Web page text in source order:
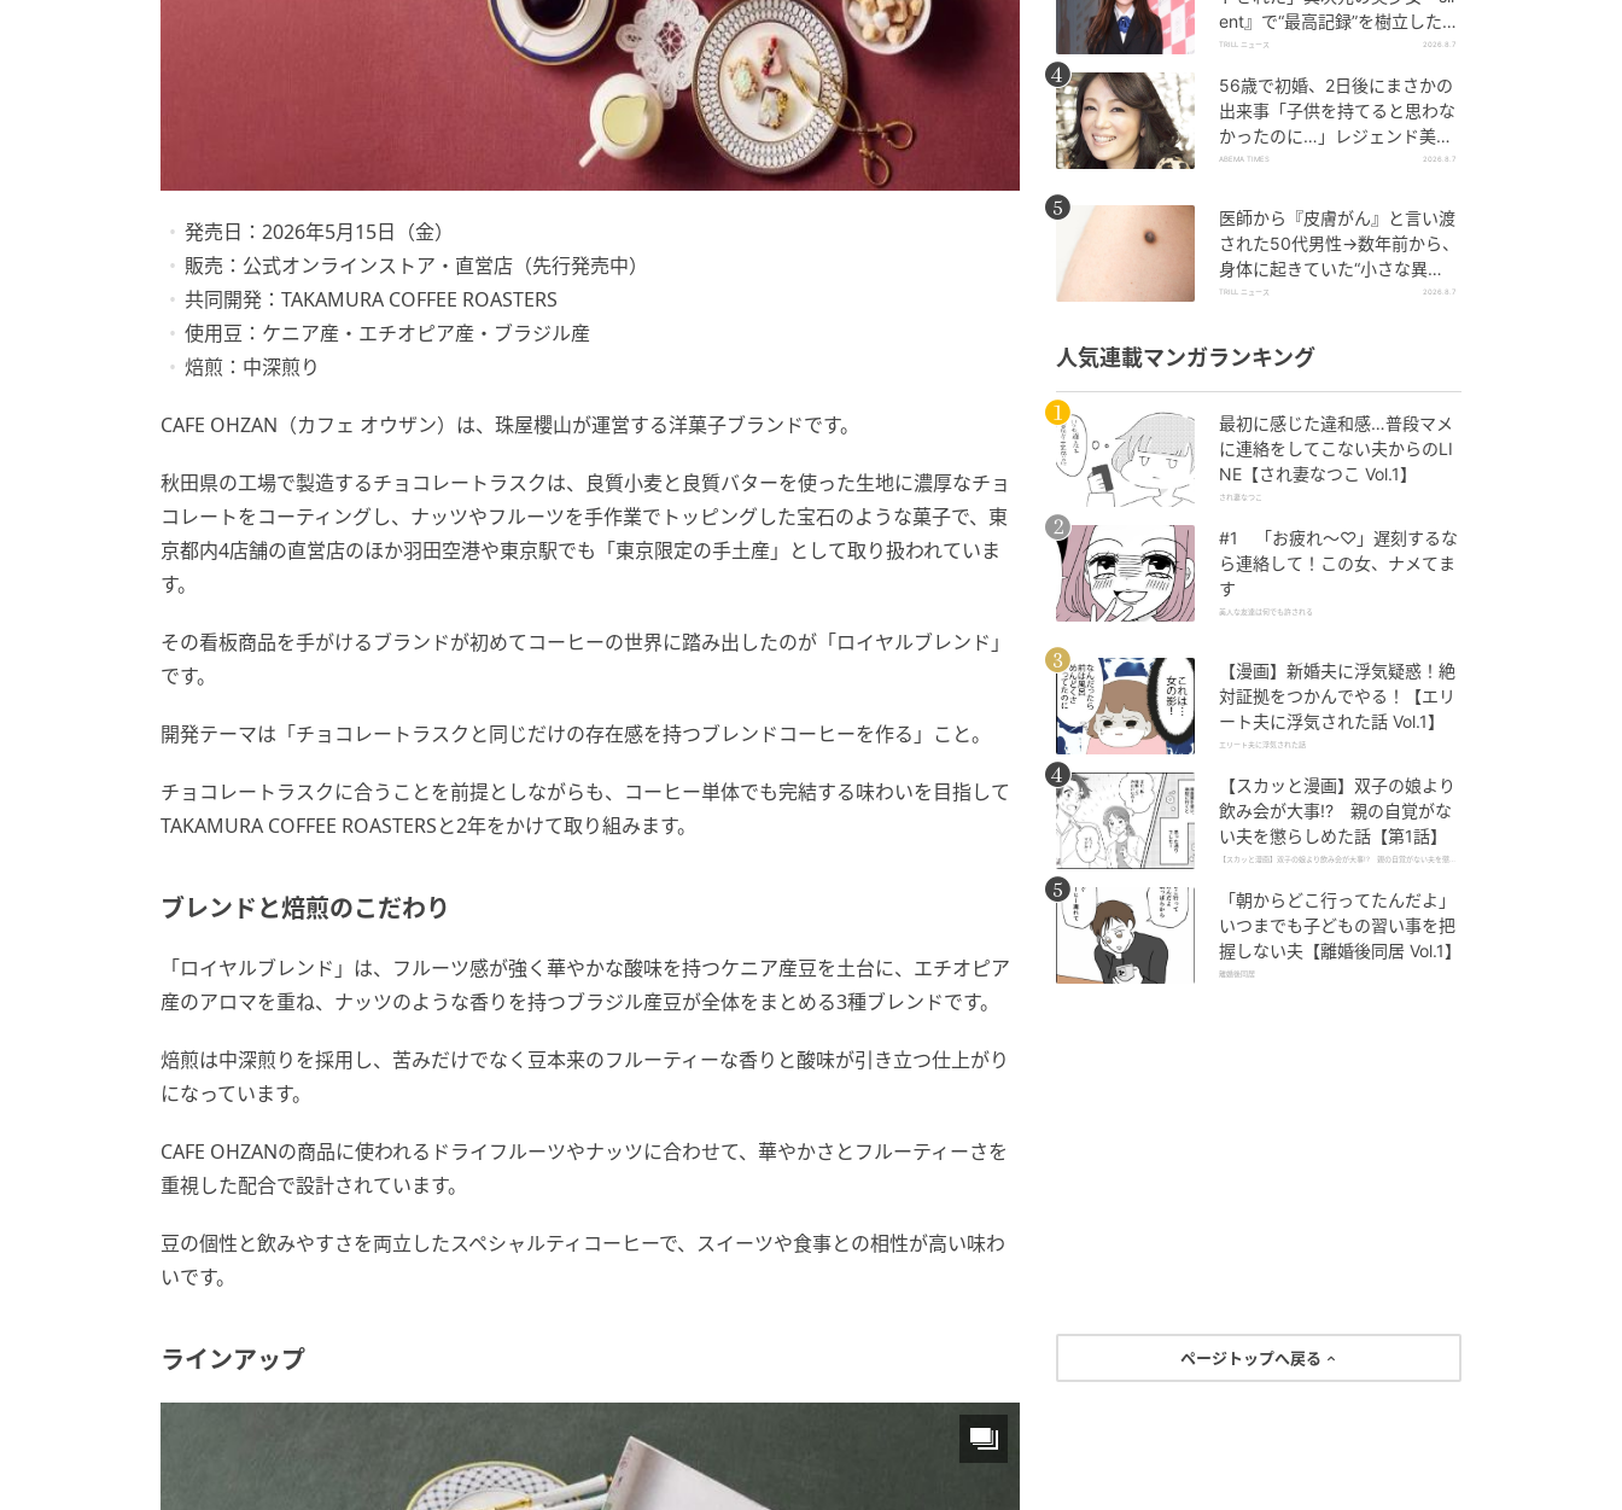
発売日：2026年5月15日（金）
販売：公式オンラインストア・直営店（先行発売中）
共同開発：TAKAMURA COFFEE ROASTERS
使用豆：ケニア産・エチオピア産・ブラジル産
焙煎：中深煎り
CAFE OHZAN（カフェ オウザン）は、珠屋櫻山が運営する洋菓子ブランドです。
秋田県の工場で製造するチョコレートラスクは、良質小麦と良質バターを使った生地に濃厚なチョ
コレートをコーティングし、ナッツやフルーツを手作業でトッピングした宝石のような菓子で、東
京都内4店舗の直営店のほか羽田空港や東京駅でも「東京限定の手土産」として取り扱われていま
す。
その看板商品を手がけるブランドが初めてコーヒーの世界に踏み出したのが「ロイヤルブレンド」
です。
開発テーマは「チョコレートラスクと同じだけの存在感を持つブレンドコーヒーを作る」こと。
チョコレートラスクに合うことを前提としながらも、コーヒー単体でも完結する味わいを目指して
TAKAMURA COFFEE ROASTERSと2年をかけて取り組みます。
ブレンドと焙煎のこだわり
「ロイヤルブレンド」は、フルーツ感が強く華やかな酸味を持つケニア産豆を土台に、エチオピア
産のアロマを重ね、ナッツのような香りを持つブラジル産豆が全体をまとめる3種ブレンドです。
焙煎は中深煎りを採用し、苦みだけでなく豆本来のフルーティーな香りと酸味が引き立つ仕上がり
になっています。
CAFE OHZANの商品に使われるドライフルーツやナッツに合わせて、華やかさとフルーティーさを
重視した配合で設計されています。
豆の個性と飲みやすさを両立したスペシャルティコーヒーで、スイーツや食事との相性が高い味わ
いです。
ラインアップ
ent』で“最高記録”を樹立した
「反則級」の【トップ女優】
TRILL ニュース 2026.8.7
56歳で初婚、2日後にまさかの
出来事「子供を持てると思わな
かったのに…」レジェンド美魔
女が当時の心境を告白
ABEMA TIMES 2026.8.7
医師から『皮膚がん』と言い渡
された50代男性→数年前から、
身体に起きていた“小さな異
変”に「あのとき受診していれ
TRILL ニュース 2026.8.7
人気連載マンガランキング
最初に感じた違和感…普段マメ
に連絡をしてこない夫からのLI
NE【され妻なつこ Vol.1】
され妻なつこ
#1 「お疲れ〜♡」遅刻するな
ら連絡して！この女、ナメてま
す
美人な友達は何でも許される
【漫画】新婚夫に浮気疑惑！絶
対証拠をつかんでやる！【エリ
ート夫に浮気された話 Vol.1】
エリート夫に浮気された話
【スカッと漫画】双子の娘より
飲み会が大事!? 親の自覚がな
い夫を懲らしめた話【第1話】
【スカッと漫画】双子の娘より飲み会が大事!? 親の自覚がない夫を懲ら
「朝からどこ行ってたんだよ」
いつまでも子どもの習い事を把
握しない夫【離婚後同居 Vol.1】
離婚後同居
ページトップへ戻る